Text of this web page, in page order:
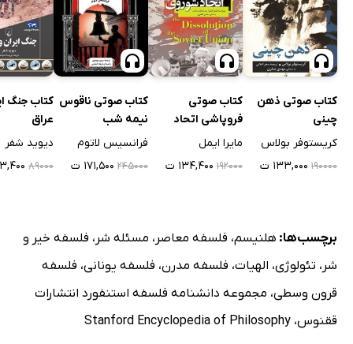
کتاب صوتی ذهن
چینی
کریستوفر بولاس
۱۹۰۰۰۰ ۱۳۳,۰۰۰ ت
کتاب صوتی
فروپاشی اتحاد
شوروی
مایرا ایمل
۱۹۲۰۰۰ ۱۳۴,۴۰۰ ت
کتاب صوتی ناقوس
نیمه شب
فرانسیس لاتوم
۲۴۵۰۰۰ ۱۷۱,۵۰۰ ت
کتاب جنگ
عراق
دیوید شفر
۸۹۰۰۰
برچسب‌ها: هلنیسم، فلسفه معاصر ، مسئله شر ، فلسفه خیر و
شر ، تئولوژی، الهیات، فلسفه مدرن، فلسفه یونانی، فلسفه
قرون وسطی، مجموعه دانشنامه فلسفه استنفورد انتشارات
ققنوس، Stanford Encyclopedia of Philosophy